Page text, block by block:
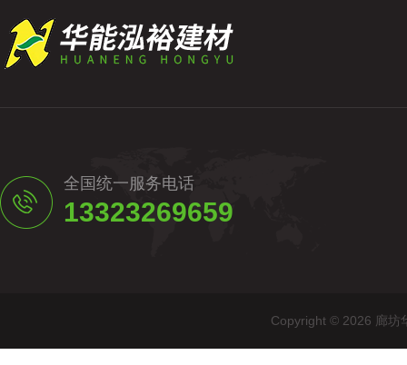
全国统一服务电话
13323269659
Copyright © 2026 廊